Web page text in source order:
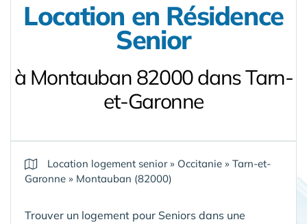
Location en Résidence
Senior
à Montauban 82000 dans Tarn-
et-Garonne
Location logement senior» Occitanie » Tarn-et-
Garonne » Montauban (82000)
Trouver un logement pour Seniors dans une